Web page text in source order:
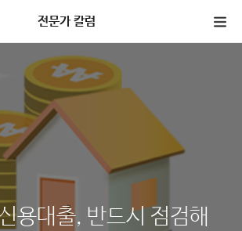
전체메뉴 바로가기
전문가 칼럼
용대출, 반드시 점검해